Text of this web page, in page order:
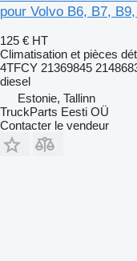
pour Volvo B6, B7,
125 € HT
Climatisation et pièces
4TFCY 21369845
diesel
Estonie, Tallinn
TruckParts Eesti OÜ
Contacter le vendeur